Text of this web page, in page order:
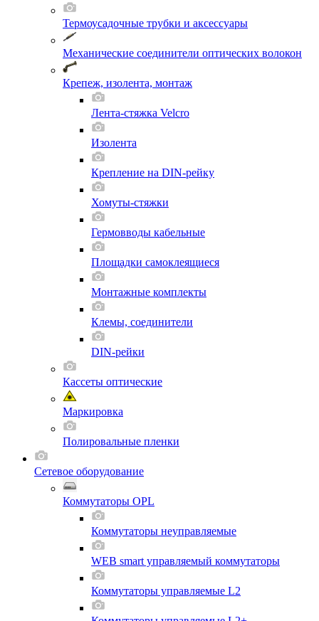
Термоусадочные трубки и аксессуары
Механические соединители оптических волокон
Крепеж, изолента, монтаж
Лента-стяжка Velcro
Изолента
Крепление на DIN-рейку
Хомуты-стяжки
Гермовводы кабельные
Площадки самоклеящиеся
Монтажные комплекты
Клемы, соединители
DIN-рейки
Кассеты оптические
Маркировка
Полировальные пленки
Сетевое оборудование
Коммутаторы OPL
Коммутаторы неуправляемые
WEB smart управляемый коммутаторы
Коммутаторы управляемые L2